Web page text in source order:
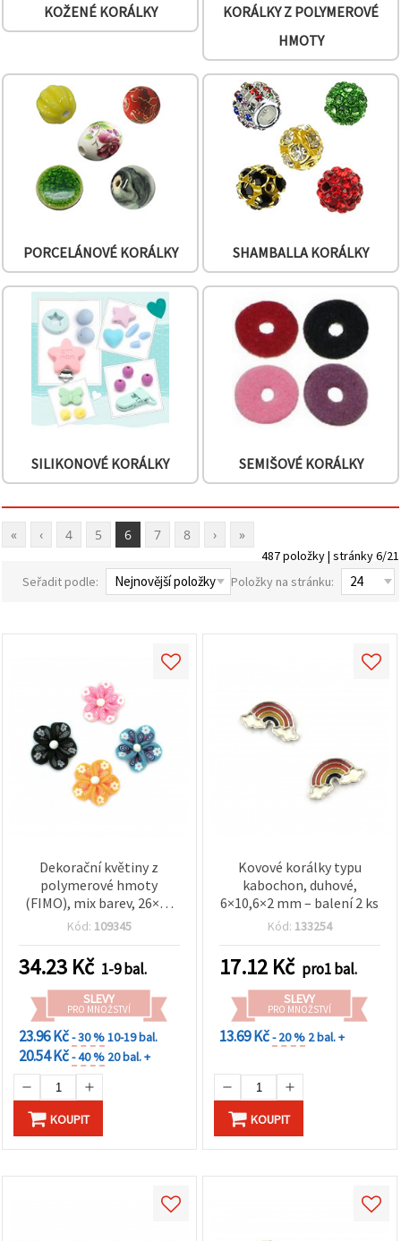
vše
Nastavení
KOŽENÉ KORÁLKY
KORÁLKY Z POLYMEROVÉ
HMOTY
PORCELÁNOVÉ KORÁLKY SHAMBALLA KORÁLKY
SILIKONOVÉ KORÁLKY SEMIŠOVÉ KORÁLKY
« ‹ 4 5 6 7 8 › »
487 položky | stránky 6/21
Seřadit podle:
Položky na stránku:
Dekorační květiny z
polymerové hmoty
(FIMO), mix barev, 26×13
mm – sada 4 ks, pro
scrapbooking, DIY a
výrobu šperků
Kód: 109345
34.23 Kč 1-9 bal.
SLEVY
PRO MNOŽSTVÍ
23.96 Kč- 30 %10-19 bal.
20.54 Kč- 40 % 20 bal. +
KOUPIT
Kovové korálky typu
kabochon, duhové,
6×10,6×2 mm – balení 2 ks
Kód: 133254
17.12 Kč pro1 bal.
SLEVY
PRO MNOŽSTVÍ
13.69 Kč- 20 % 2 bal. +
KOUPIT